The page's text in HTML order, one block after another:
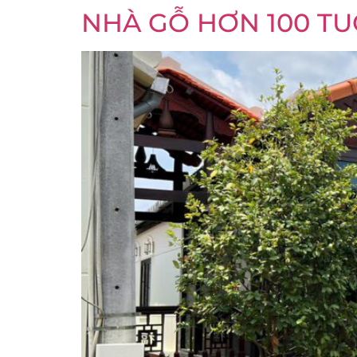
NHÀ GỖ HƠN 100